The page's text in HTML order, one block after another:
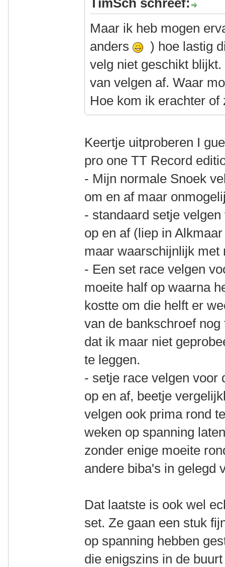
TimSch schreef:
Maar ik heb mogen
anders
) hoe lastig
velg niet geschikt
van velgen af. Waar
Hoe kom ik erachter
Keertje uitproberen I
pro one TT Record
- Mijn normale Snoek
om en af maar
- standaard setje
op en af (liep in
maar waarschijnlijk
- Een set race velgen
moeite half op waarna
kostte om die helft er
van de bankschroef
dat ik maar niet
te leggen.
- setje race velgen voor
op en af, beetje
velgen ook prima rond
weken op spanning
zonder enige moeite
andere biba's in gelegd
Dat laatste is ook wel
set. Ze gaan een stuk
op spanning hebben
die enigszins in de